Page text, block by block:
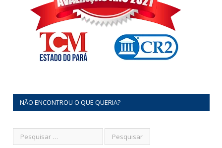
NÃO ENCONTROU O QUE QUERIA?